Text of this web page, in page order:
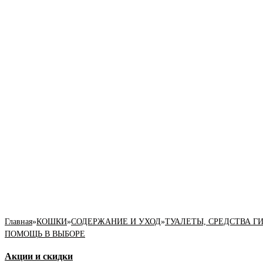
Главная»КОШКИ»СОДЕРЖАНИЕ И УХОД»ТУАЛЕТЫ, СРЕДСТВА
ПОМОЩЬ В ВЫБОРЕ
Акции и скидки